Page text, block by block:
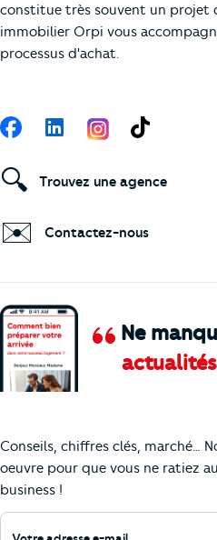
constitue très souvent un projet
immobilier Orpi vous
processus d'achat.
Ne
Conseils, chiffres clés, marché…
oeuvre pour que vous ne ratiez
business !
Votre adresse e-mail
Suivez-nous
FacebookLinkedIn TikTok
🔍 Trouvez une agence
✉️ Contactez-nous